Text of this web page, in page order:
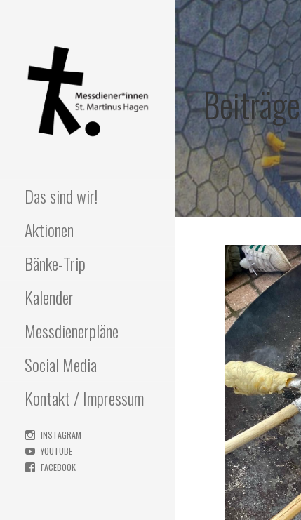
Zum
Inhalt
springen
ST. MARTINUS
Das sind wir!
Aktionen
Bänke-Trip
Kalender
Messdienerpläne
Social Media
Kontakt / Impressum
INSTAGRAM
YOUTUBE
FACEBOOK
Beiträge